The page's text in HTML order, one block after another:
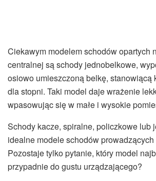
Ciekawym modelem schodów opartych
centralnej są schody jednobelkowe,
osiowo umieszczoną belkę, stanowiącą
dla stopni. Taki model daje wrażenie
wpasowując się w małe i wysokie
Schody kacze, spiralne, policzkowe lub
idealne modele schodów
Pozostaje tylko pytanie, który model
przypadnie do gustu urządzającego?